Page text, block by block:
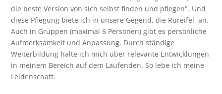
die beste Version von sich selbst finden und pflegen". Und
diese Pflegung biete ich in unsere Gegend, die Rureifel, an.
Auch in Gruppen (maximal 6 Personen) gibt es persönliche
Aufmerksamkeit und Anpassung. Durch ständige
Weiterbildung halte ich mich über relevante Entwicklungen
in meinem Bereich auf dem Laufenden. So lebe ich meine
Leidenschaft.